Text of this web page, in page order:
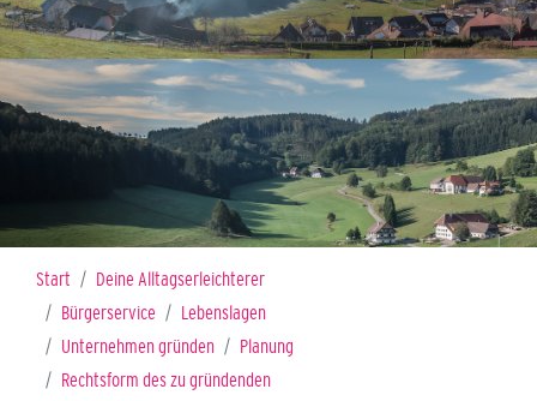
Start
Deine Alltagserleichterer
Bürgerservice
Lebenslagen
Unternehmen gründen
Planung
Rechtsform des zu gründenden